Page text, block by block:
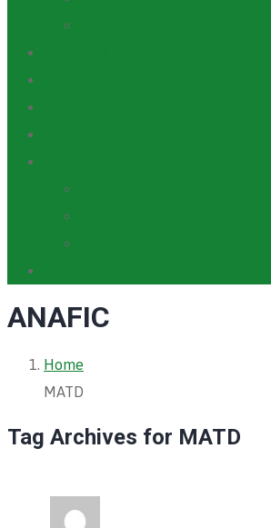
ANAFIC
Home
MATD
Tag Archives for MATD